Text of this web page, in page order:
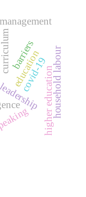
curriculum
covid-19higher education
education
barriers household labour